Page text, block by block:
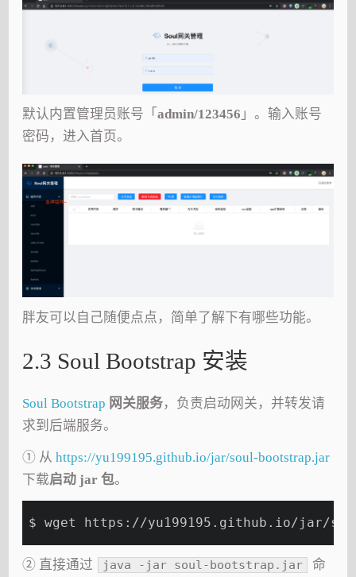
默认内置管理员账号「admin/123456 」。输入账号
密码，进入首页。
胖友可以自己随便点点，简单了解下有哪些功能。
2.3 Soul Bootstrap 安装
Soul Bootstrap 网关服务，负责启动网关，并转发请
求到后端服务。
① 从https://yu199195.github.io/jar/soul-bootstrap.jar
下载启动 jar 包。
$ wget https://yu199195.github.io/jar/
② 直接通过 java -jar soul-bootstrap.jar
命